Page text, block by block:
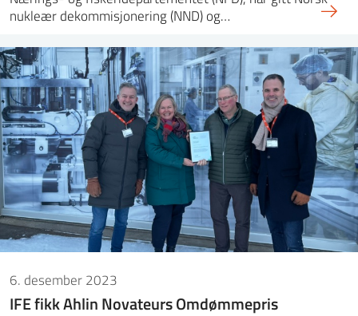
nukleær dekommisjonering (NND) og…
6. desember 2023
IFE fikk Ahlin Novateurs Omdømmepris